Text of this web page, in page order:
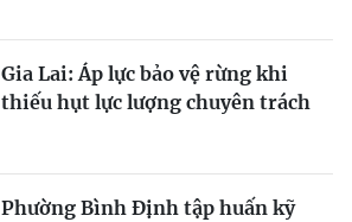
Gia Lai: Áp lực bảo vệ rừng khi
thiếu hụt lực lượng chuyên trách
Phường Bình Định tập huấn kỹ